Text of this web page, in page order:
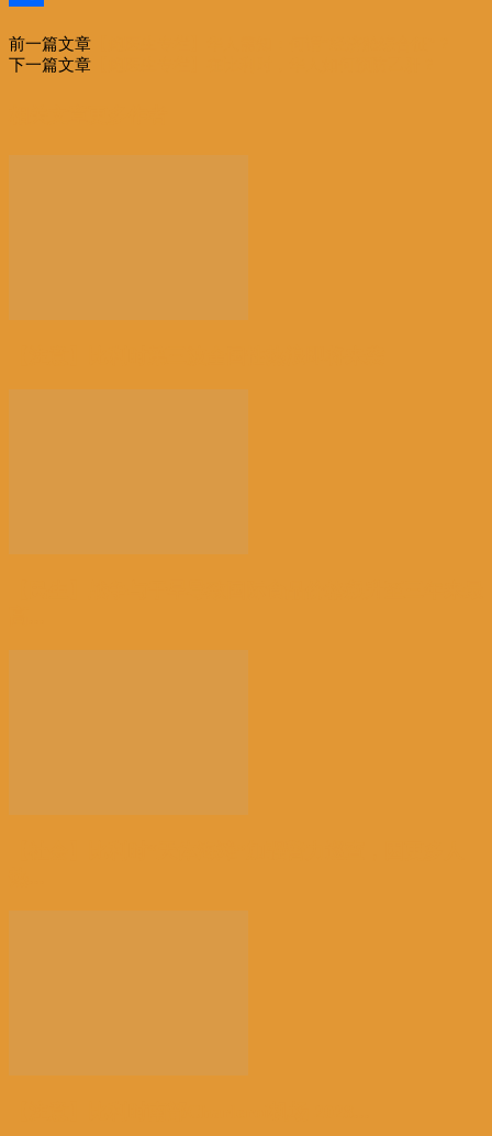
享
前一篇文章
下一篇文章